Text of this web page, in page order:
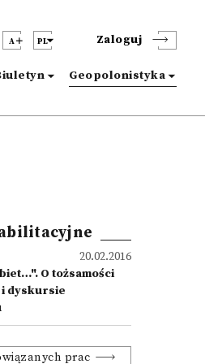
A PL Zaloguj
Geopolonistyka
20.02.2016
O tożsamości
dyskursie
prac